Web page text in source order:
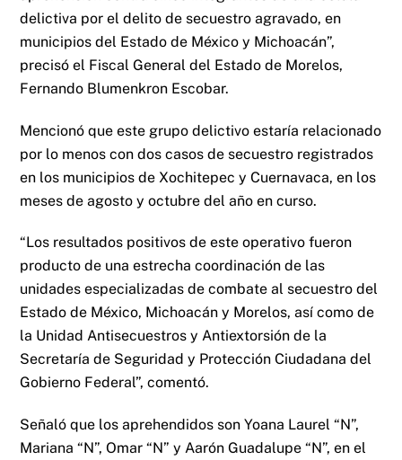
delictiva por el delito de secuestro agravado, en
municipios del Estado de México y Michoacán”,
precisó el Fiscal General del Estado de Morelos,
Fernando Blumenkron Escobar.
Mencionó que este grupo delictivo estaría relacionado
por lo menos con dos casos de secuestro registrados
en los municipios de Xochitepec y Cuernavaca, en los
meses de agosto y octubre del año en curso.
“Los resultados positivos de este operativo fueron
producto de una estrecha coordinación de las
unidades especializadas de combate al secuestro del
Estado de México, Michoacán y Morelos, así como de
la Unidad Antisecuestros y Antiextorsión de la
Secretaría de Seguridad y Protección Ciudadana del
Gobierno Federal”, comentó.
Señaló que los aprehendidos son Yoana Laurel “N”,
Mariana “N”, Omar “N” y Aarón Guadalupe “N”, en el